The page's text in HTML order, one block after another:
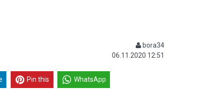
bora34
06.11.2020 12:51
Pin this WhatsApp